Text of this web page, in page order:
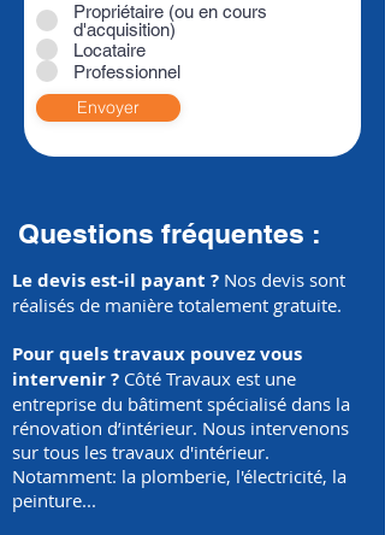
Propriétaire (ou en cours
d'acquisition)
Locataire
Professionnel
Envoyer
Questions fréquentes :
Le devis est-il payant ? Nos devis sont
réalisés de manière totalement gratuite.
Pour quels travaux pouvez vous
intervenir ? Côté Travaux est une
entreprise du bâtiment spécialisé dans la
rénovation d’intérieur. Nous intervenons
sur tous les travaux d'intérieur.
Notamment: la plomberie, l'électricité, la
peinture...